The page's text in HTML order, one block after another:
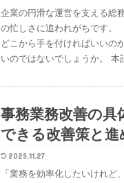
企業の円滑な運営を支える総
の忙しさに追われがちです。
どこから手を付ければいい
いのではないでしょうか。 本
事務業務改善の具
できる改善策と進
2025.11.27
「業務を効率化したいけれど